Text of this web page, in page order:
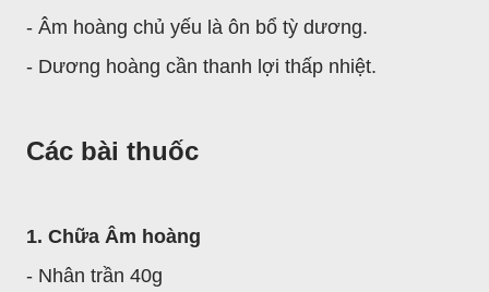
- Âm hoàng chủ yếu là ôn bổ tỳ dương.
- Dương hoàng cần thanh lợi thấp nhiệt.
Các bài thuốc
1. Chữa Âm hoàng
- Nhân trần 40g